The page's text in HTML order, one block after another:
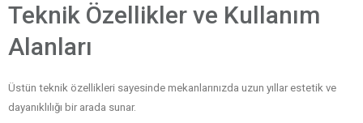
Teknik Özellikler ve Kullanım
Alanları
Üstün teknik özellikleri sayesinde mekanlarınızda uzun yıllar estetik ve
dayanıklılığı bir arada sunar.